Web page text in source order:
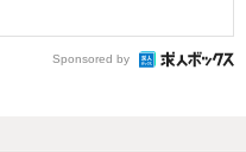
Sponsored by